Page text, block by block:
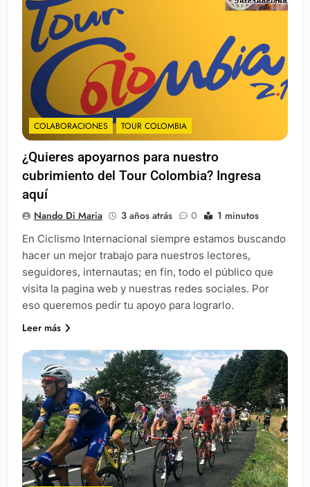
COLABORACIONES TOUR COLOMBIA
¿Quieres apoyarnos para nuestro
cubrimiento del Tour Colombia? Ingresa
aquí
Nando Di Maria 3 años atrás 0 1 minutos
En Ciclismo Internacional siempre estamos buscando
hacer un mejor trabajo para nuestros lectores,
seguidores, internautas; en fin, todo el público que
visita la pagina web y nuestras redes sociales. Por
eso queremos pedir tu apoyo para lograrlo.
Leer más